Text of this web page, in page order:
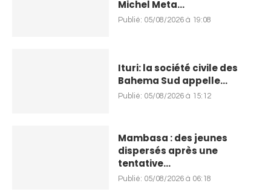
Michel Meta...
Publié: 05/08/2026 à 19:08
Ituri: la société civile des
Bahema Sud appelle...
Publié: 05/08/2026 à 15:12
Mambasa : des jeunes
dispersés après une
tentative...
Publié: 05/08/2026 à 06:18